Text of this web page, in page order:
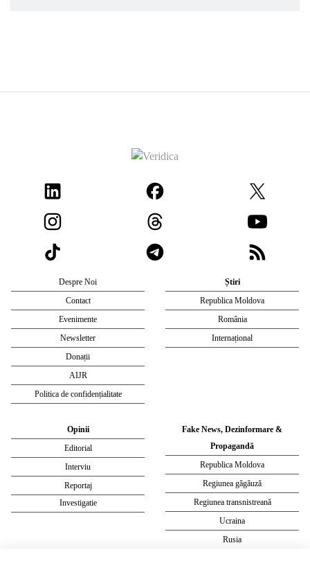
Despre Noi
Contact
Evenimente
Newsletter
Donații
AIJR
Politica de confidențialitate
Știri
Republica Moldova
România
Internațional
Opinii
Editorial
Interviu
Reportaj
Investigatie
Fake News, Dezinformare &
Propagandă
Republica Moldova
Regiunea găgăuză
Regiunea transnistreană
Ucraina
Rusia